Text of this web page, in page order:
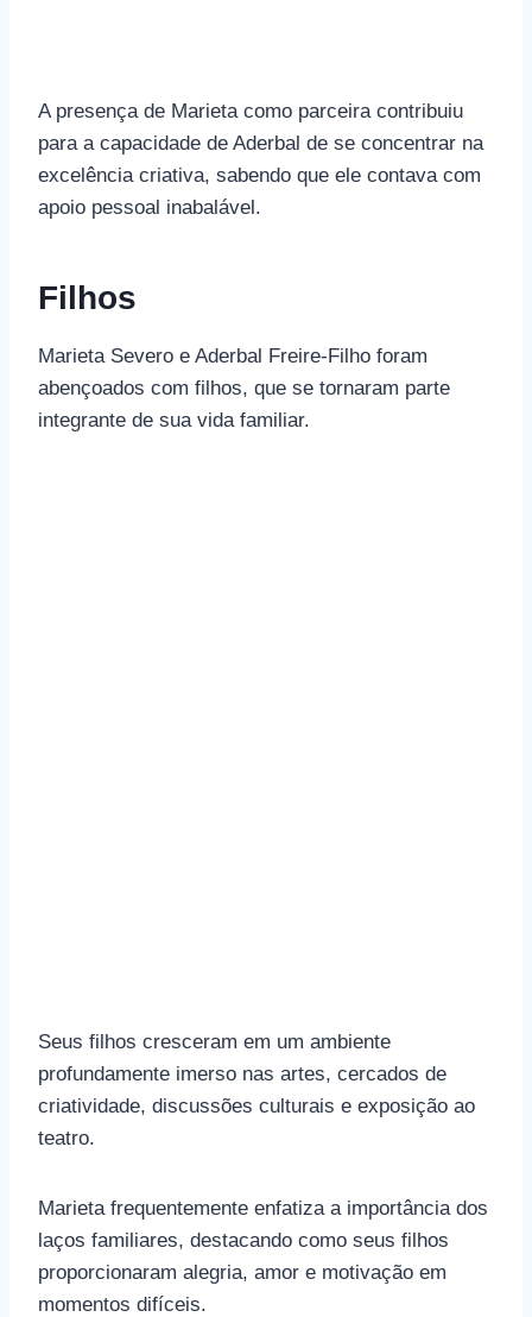
A presença de Marieta como parceira contribuiu
para a capacidade de Aderbal de se concentrar na
excelência criativa, sabendo que ele contava com
apoio pessoal inabalável.
Filhos
Marieta Severo e Aderbal Freire-Filho foram
abençoados com filhos, que se tornaram parte
integrante de sua vida familiar.
Seus filhos cresceram em um ambiente
profundamente imerso nas artes, cercados de
criatividade, discussões culturais e exposição ao
teatro.
Marieta frequentemente enfatiza a importância dos
laços familiares, destacando como seus filhos
proporcionaram alegria, amor e motivação em
momentos difíceis.